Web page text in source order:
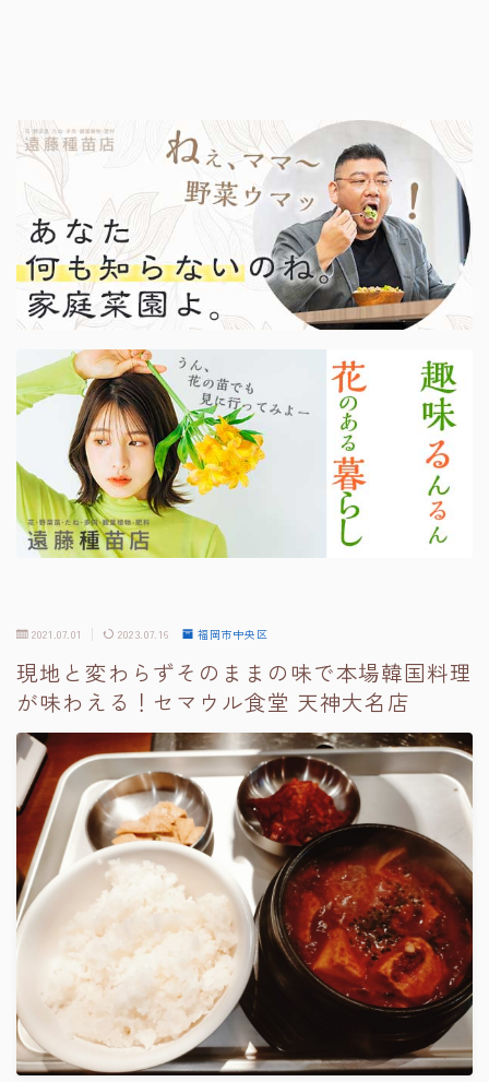
2021.07.01 2023.07.16 福岡市中央区
現地と変わらずそのままの味で本場韓国料理
が味わえる！セマウル食堂 天神大名店